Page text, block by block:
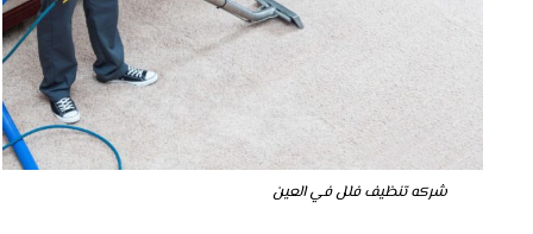
شركه تنظيف فلل في العين